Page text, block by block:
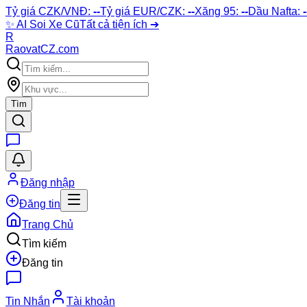
Tỷ giá CZK/VNĐ: --Tỷ giá EUR/CZK: --Xăng 95: --Dầu Nafta:
✨ AI Soi Xe CũTất cả tiện ích ➔
R
RaovatCZ.com
Tìm
Đăng nhập
Đăng tin
Trang Chủ
Tìm kiếm
Đăng tin
Tin Nhắn Tài khoản